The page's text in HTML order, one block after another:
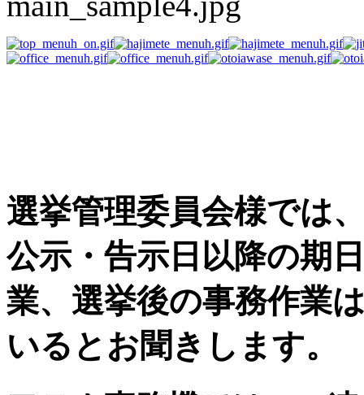
選挙管理委員会様では
公示・告示日以降の期
業、選挙後の事務作業
いるとお聞きします。